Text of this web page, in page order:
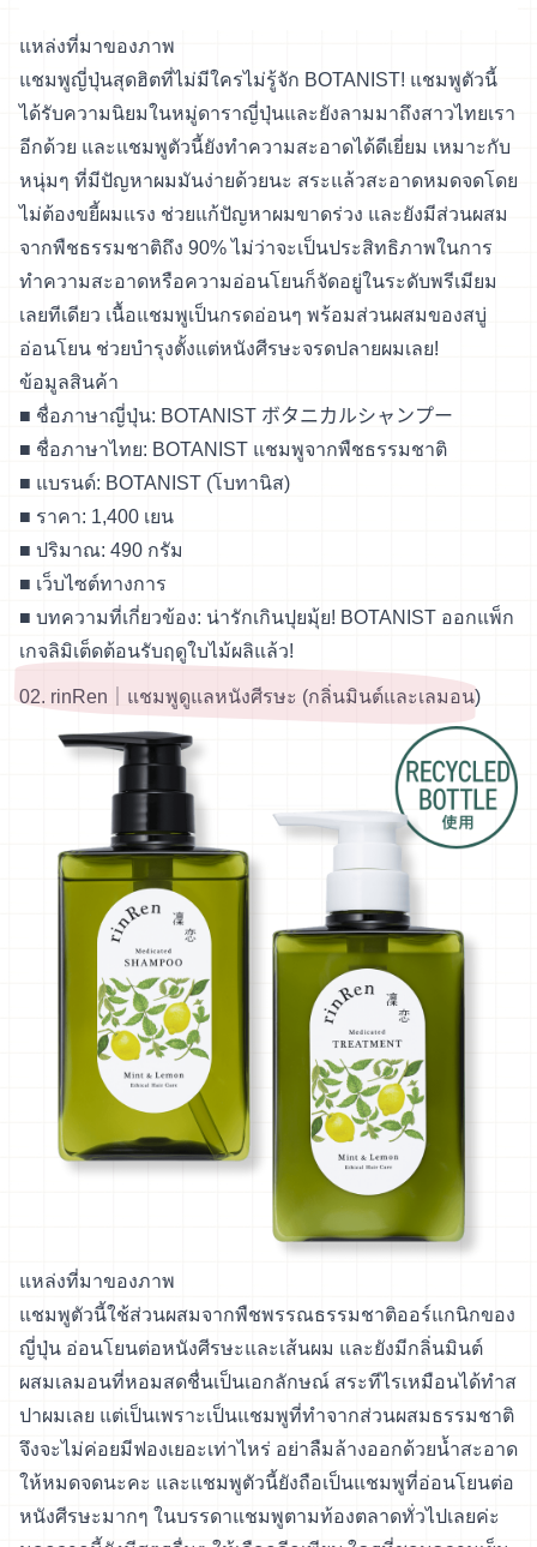
แหล่งที่มาของภาพ
แชมพูญี่ปุ่นสุดฮิตที่ไม่มีใครไม่รู้จัก BOTANIST! แชมพูตัวนี้
ได้รับความนิยมในหมู่ดาราญี่ปุ่นและยังลามมาถึงสาวไทยเรา
อีกด้วย และแชมพูตัวนี้ยังทำความสะอาดได้ดีเยี่ยม เหมาะกับ
หนุ่มๆ ที่มีปัญหาผมมันง่ายด้วยนะ สระแล้วสะอาดหมดจดโดย
ไม่ต้องขยี้ผมแรง ช่วยแก้ปัญหาผมขาดร่วง และยังมีส่วนผสม
จากพืชธรรมชาติถึง 90% ไม่ว่าจะเป็นประสิทธิภาพในการ
ทำความสะอาดหรือความอ่อนโยนก็จัดอยู่ในระดับพรีเมียม
เลยทีเดียว เนื้อแชมพูเป็นกรดอ่อนๆ พร้อมส่วนผสมของสบู่
อ่อนโยน ช่วยบำรุงตั้งแต่หนังศีรษะจรดปลายผมเลย!
ข้อมูลสินค้า
■ ชื่อภาษาญี่ปุ่น: BOTANIST ボタニカルシャンプー
■ ชื่อภาษาไทย: BOTANIST แชมพูจากพืชธรรมชาติ
■ แบรนด์: BOTANIST (โบทานิส)
■ ราคา: 1,400 เยน
■ ปริมาณ: 490 กรัม
■ เว็บไซต์ทางการ
■ บทความที่เกี่ยวข้อง: น่ารักเกินปุยมุ้ย! BOTANIST ออกแพ็ก
เกจลิมิเต็ดต้อนรับฤดูใบไม้ผลิแล้ว!
02. rinRen｜แชมพูดูแลหนังศีรษะ (กลิ่นมินต์และเลมอน)
แหล่งที่มาของภาพ
แชมพูตัวนี้ใช้ส่วนผสมจากพืชพรรณธรรมชาติออร์แกนิกของ
ญี่ปุ่น อ่อนโยนต่อหนังศีรษะและเส้นผม และยังมีกลิ่นมินต์
ผสมเลมอนที่หอมสดชื่นเป็นเอกลักษณ์ สระทีไรเหมือนได้ทำส
ปาผมเลย แต่เป็นเพราะเป็นแชมพูที่ทำจากส่วนผสมธรรมชาติ
จึงจะไม่ค่อยมีฟองเยอะเท่าไหร่ อย่าลืมล้างออกด้วยน้ำสะอาด
ให้หมดจดนะคะ และแชมพูตัวนี้ยังถือเป็นแชมพูที่อ่อนโยนต่อ
หนังศีรษะมากๆ ในบรรดาแชมพูตามท้องตลาดทั่วไปเลยค่ะ